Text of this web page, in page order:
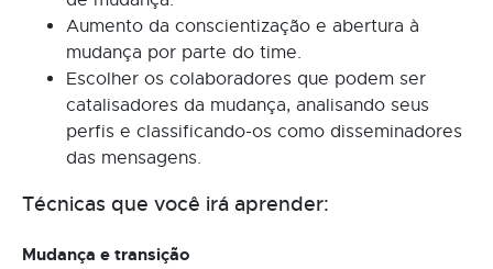
Aumento da conscientização e abertura à
mudança por parte do time.
Escolher os colaboradores que podem ser
catalisadores da mudança, analisando seus
perfis e classificando-os como disseminadores
das mensagens.
Técnicas que você irá aprender:
Mudança e transição